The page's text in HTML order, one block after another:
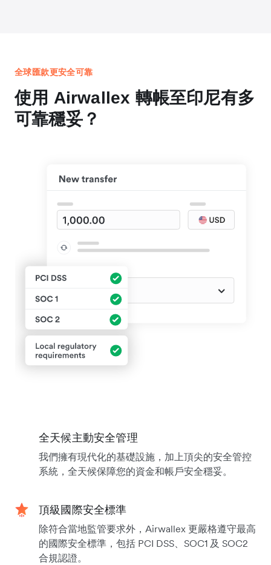
全球匯款更安全可靠
使用 Airwallex 轉帳至印尼有多
可靠穩妥？
全天候主動安全管理
我們擁有現代化的基礎設施，加上頂尖的安全管控
系統，全天候保障您的資金和帳戶安全穩妥。
頂級國際安全標準
除符合當地監管要求外，Airwallex 更嚴格遵守最高
的國際安全標準，包括 PCI DSS、SOC1 及 SOC2
合規認證。